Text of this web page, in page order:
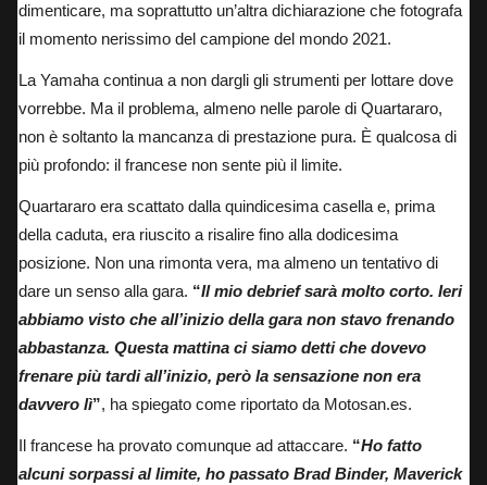
dimenticare, ma soprattutto un’altra dichiarazione che fotografa
il momento nerissimo del campione del mondo 2021.
La Yamaha continua a non dargli gli strumenti per lottare dove
vorrebbe. Ma il problema, almeno nelle parole di Quartararo,
non è soltanto la mancanza di prestazione pura. È qualcosa di
più profondo: il francese non sente più il limite.
Quartararo era scattato dalla quindicesima casella e, prima
della caduta, era riuscito a risalire fino alla dodicesima
posizione. Non una rimonta vera, ma almeno un tentativo di
dare un senso alla gara. “Il mio debrief sarà molto corto. Ieri
abbiamo visto che all’inizio della gara non stavo frenando
abbastanza. Questa mattina ci siamo detti che dovevo
frenare più tardi all’inizio, però la sensazione non era
davvero lì”, ha spiegato come riportato da Motosan.es.
Il francese ha provato comunque ad attaccare. “Ho fatto
alcuni sorpassi al limite, ho passato Brad Binder, Maverick